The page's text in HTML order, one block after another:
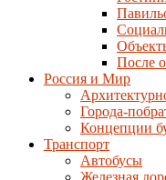
После
Россия и Мир
Города-
Концепции
Транспорт
Автобусы
Железная